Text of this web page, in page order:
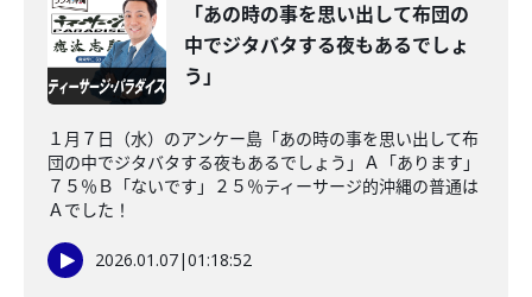
「あの時の事を思い出して布団の
中でジタバタする夜もあるでしょ
う」
１月７日（水）のアンケー島「あの時の事を思い出して布
団の中でジタバタする夜もあるでしょう」Ａ「あります」
７５％Ｂ「ないです」２５％ティーサージ的沖縄の普通は
Ａでした！
2026.01.07|01:18:52